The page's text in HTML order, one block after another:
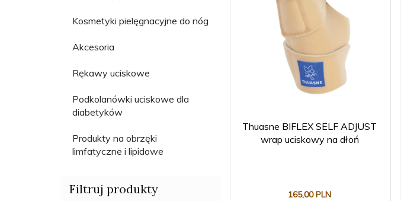
Kosmetyki pielęgnacyjne do nóg
Akcesoria
Rękawy uciskowe
Podkolanówki uciskowe dla
diabetyków
Produkty na obrzęki
limfatyczne i lipidowe
Filtruj produkty
Thuasne BIFLEX SELF ADJUST
wrap uciskowy na dłoń
165,00 PLN